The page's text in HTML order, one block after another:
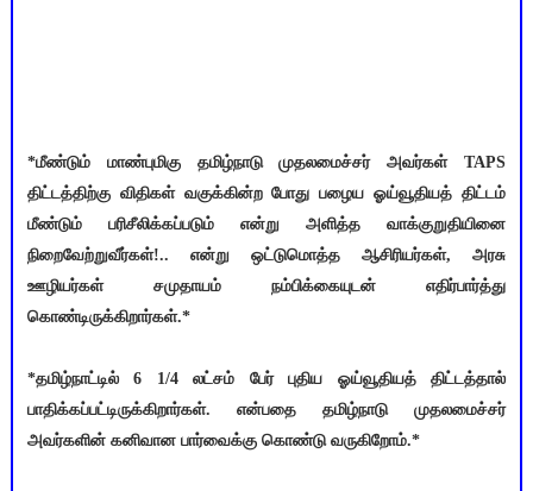
*மீண்டும் மாண்புமிகு தமிழ்நாடு முதலமைச்சர் அவர்கள் TAPS
திட்டத்திற்கு விதிகள் வகுக்கின்ற போது பழைய ஓய்வூதியத் திட்டம்
மீண்டும் பரிசீலிக்கப்படும் என்று அளித்த வாக்குறுதியினை
நிறைவேற்றுவீர்கள்!.. என்று ஒட்டுமொத்த ஆசிரியர்கள், அரசு
ஊழியர்கள் சமுதாயம் நம்பிக்கையுடன் எதிர்பார்த்து
கொண்டிருக்கிறார்கள்.*
*தமிழ்நாட்டில் 6 1/4 லட்சம் பேர் புதிய ஓய்வூதியத் திட்டத்தால்
பாதிக்கப்பட்டிருக்கிறார்கள். என்பதை தமிழ்நாடு முதலமைச்சர்
அவர்களின் கனிவான பார்வைக்கு கொண்டு வருகிறோம்.*